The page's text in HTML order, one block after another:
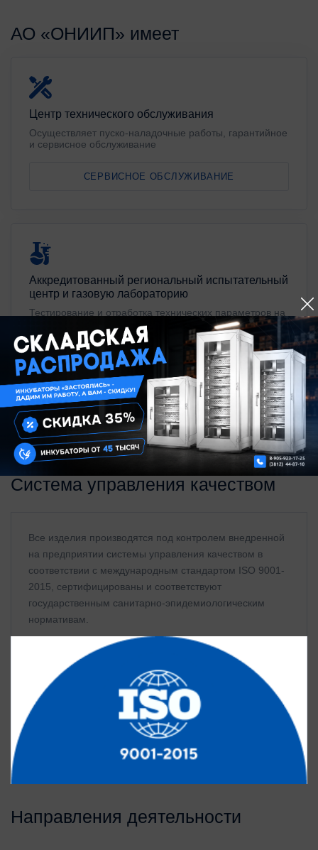
АО «ОНИИП» имеет
Центр технического обслуживания
Осуществляет пуско-наладочные работы, гарантийное
и сервисное обслуживание
СЕРВИСНОЕ ОБСЛУЖИВАНИЕ
Аккредитованный региональный испытательный
центр и газовую лабораторию
Тестирование и отработка технических параметров на
стадии производства опытных образцов для выхода на
рынок с надежным товаром, отвечающим всем
требованиям нормативных документов,
предъявляемым к изделиям
ПОДРОБНЕЕ
Система управления качеством
Все изделия производятся под контролем внедренной
на предприятии системы управления качеством в
соответствии с международным стандартом ISO 9001-
2015, сертифицированы и соответствуют
государственным санитарно-эпидемиологическим
нормативам.
Направления деятельности